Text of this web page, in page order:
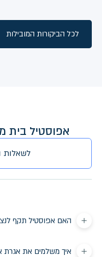
לכל הביקורות המובילות
אפוסטיל בית
לשאלות
האם אפוסטיל תקף
איך משלמים את אגרת